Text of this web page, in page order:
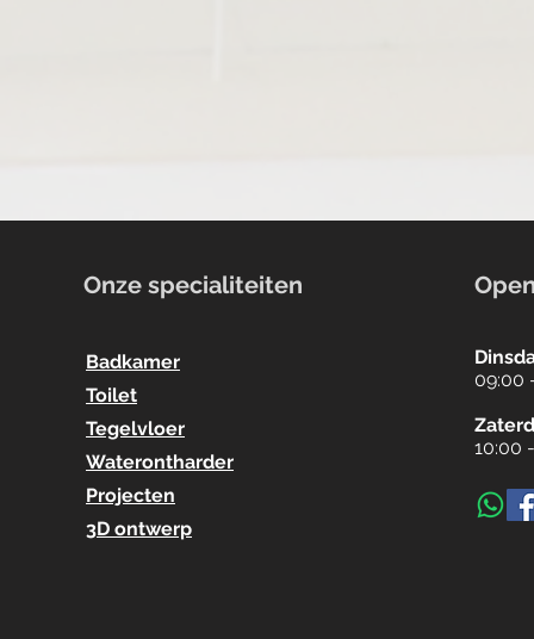
Onze specialiteiten
Badkamer
Toilet
Tegelvloer
Waterontharder
Projecten
3D ontwerp
09:00
10:00